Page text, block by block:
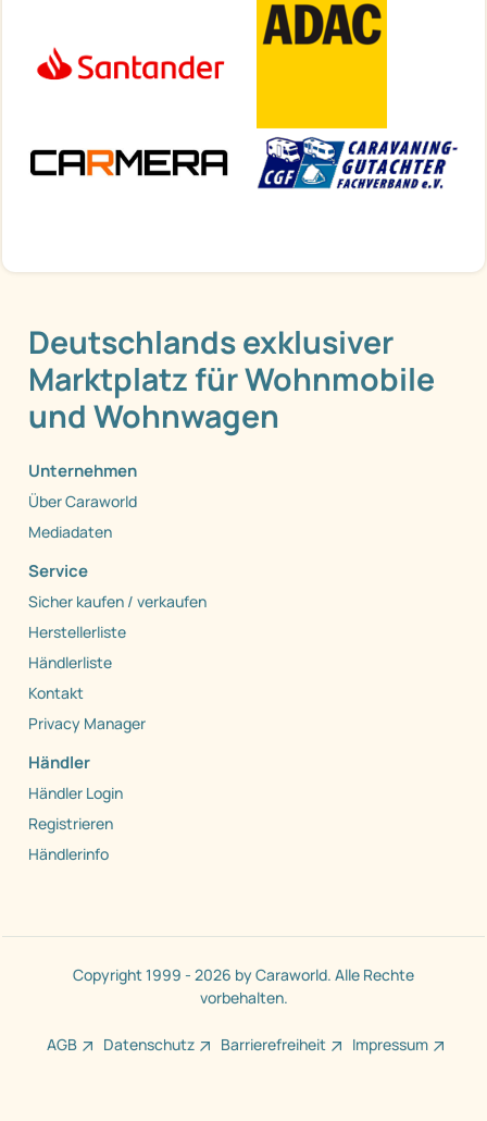
Deutschlands exklusiver
Marktplatz für Wohnmobile
und Wohnwagen
Unternehmen
Über Caraworld
Mediadaten
Service
Sicher kaufen / verkaufen
Herstellerliste
Händlerliste
Kontakt
Privacy Manager
Händler
Händler Login
Registrieren
Händlerinfo
Copyright 1999 - 2026 by Caraworld. Alle Rechte
vorbehalten.
AGB Datenschutz Barrierefreiheit Impressum